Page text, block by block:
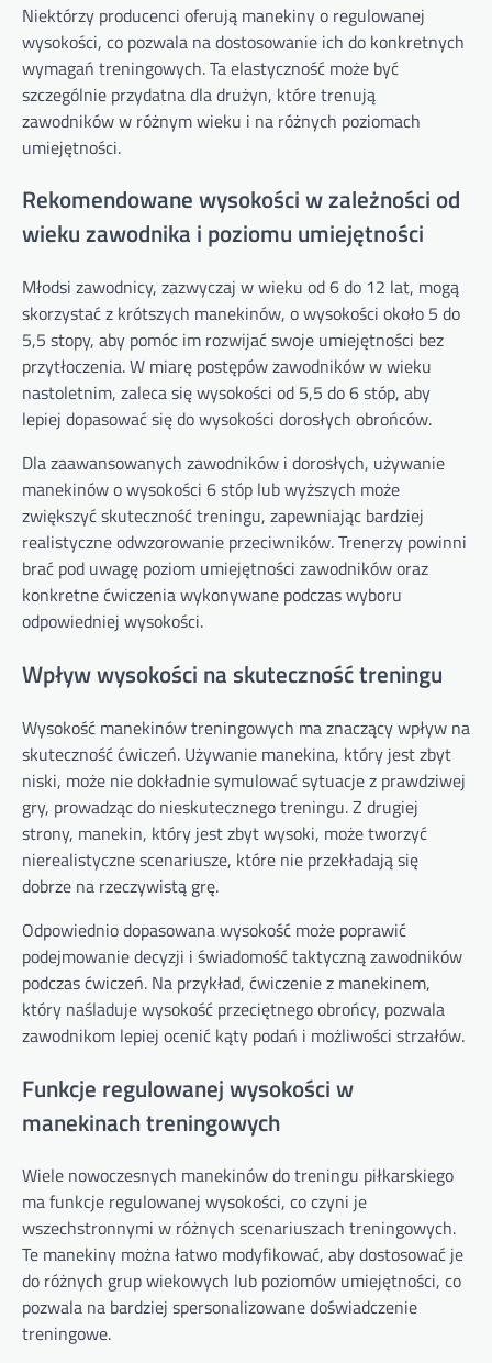
Niektórzy producenci oferują manekiny o regulowanej
wysokości, co pozwala na dostosowanie ich do konkretnych
wymagań treningowych. Ta elastyczność może być
szczególnie przydatna dla drużyn, które trenują
zawodników w różnym wieku i na różnych poziomach
umiejętności.
Rekomendowane wysokości w zależności od
wieku zawodnika i poziomu umiejętności
Młodsi zawodnicy, zazwyczaj w wieku od 6 do 12 lat, mogą
skorzystać z krótszych manekinów, o wysokości około 5 do
5,5 stopy, aby pomóc im rozwijać swoje umiejętności bez
przytłoczenia. W miarę postępów zawodników w wieku
nastoletnim, zaleca się wysokości od 5,5 do 6 stóp, aby
lepiej dopasować się do wysokości dorosłych obrońców.
Dla zaawansowanych zawodników i dorosłych, używanie
manekinów o wysokości 6 stóp lub wyższych może
zwiększyć skuteczność treningu, zapewniając bardziej
realistyczne odwzorowanie przeciwników. Trenerzy powinni
brać pod uwagę poziom umiejętności zawodników oraz
konkretne ćwiczenia wykonywane podczas wyboru
odpowiedniej wysokości.
Wpływ wysokości na skuteczność treningu
Wysokość manekinów treningowych ma znaczący wpływ na
skuteczność ćwiczeń. Używanie manekina, który jest zbyt
niski, może nie dokładnie symulować sytuacje z prawdziwej
gry, prowadząc do nieskutecznego treningu. Z drugiej
strony, manekin, który jest zbyt wysoki, może tworzyć
nierealistyczne scenariusze, które nie przekładają się
dobrze na rzeczywistą grę.
Odpowiednio dopasowana wysokość może poprawić
podejmowanie decyzji i świadomość taktyczną zawodników
podczas ćwiczeń. Na przykład, ćwiczenie z manekinem,
który naśladuje wysokość przeciętnego obrońcy, pozwala
zawodnikom lepiej ocenić kąty podań i możliwości strzałów.
Funkcje regulowanej wysokości w
manekinach treningowych
Wiele nowoczesnych manekinów do treningu piłkarskiego
ma funkcje regulowanej wysokości, co czyni je
wszechstronnymi w różnych scenariuszach treningowych.
Te manekiny można łatwo modyfikować, aby dostosować je
do różnych grup wiekowych lub poziomów umiejętności, co
pozwala na bardziej spersonalizowane doświadczenie
treningowe.